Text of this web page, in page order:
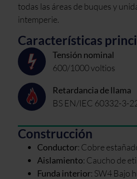
todas las áreas de buques y
intemperie.
Características
Tensión nominal
600/1000 voltios
Retardancia de llama
BS EN/IEC 60332-3-
Construcción
Conductor: Cobre
Aislamiento: Caucho de
Funda interior: SW4 Bajo